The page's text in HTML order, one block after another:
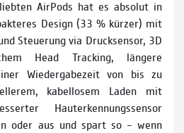
AirPods hat es absolut in
Design (33 % kürzer) mit
Steuerung via Drucksensor, 3D
Head Tracking, längere
Wieder­gabe­zeit von bis zu
kabellosem Laden mit
Hauterkennungs­sensor
oder aus und spart so – wenn